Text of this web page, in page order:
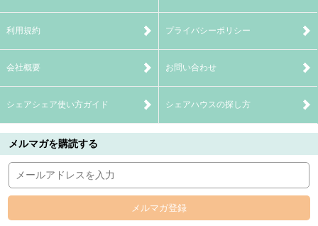
利用規約 プライバシーポリシー
会社概要 お問い合わせ
シェアシェア使い方ガイド シェアハウスの探し方
メルマガを購読する
メルマガ登録